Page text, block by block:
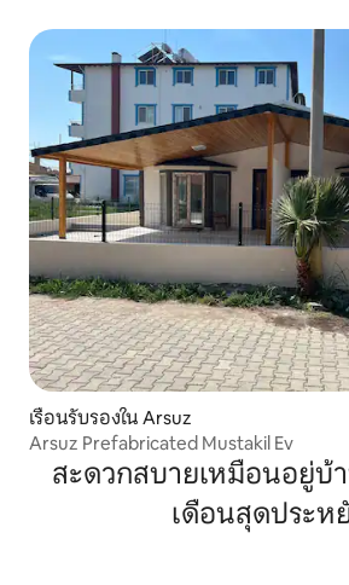
เรือนรับรองใน Arsuz
Arsuz Prefabricated Mustakil Ev
สะดวกสบายเหมือนอยู่บ้
เดือนสุดประห